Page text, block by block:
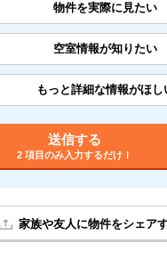
物件を実際に見たい
空室情報が知りたい
もっと詳細な情報がほし
送信する
2 項目のみ入力するだけ！
家族や友人に物件をシェア